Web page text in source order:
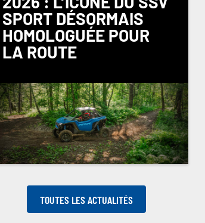
SPORT DÉSORMAIS
HOMOLOGUÉE POUR
LA ROUTE
TOUTES LES ACTUALITÉS